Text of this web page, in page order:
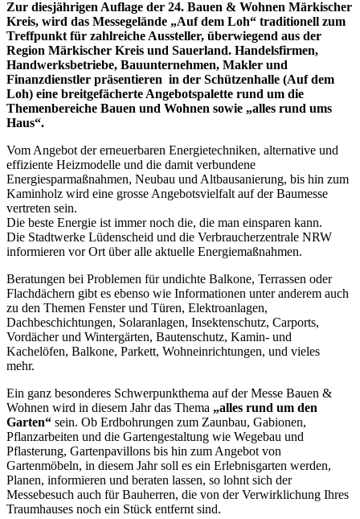
Zur diesjährigen Auflage der 24. Bauen & Wohnen Märkischer
Kreis, wird das Messegelände „Auf dem Loh“ traditionell zum
Treffpunkt für zahlreiche Aussteller, überwiegend aus der
Region Märkischer Kreis und Sauerland. Handelsfirmen,
Handwerksbetriebe, Bauunternehmen, Makler und
Finanzdienstler präsentieren in der Schützenhalle (Auf dem
Loh) eine breitgefächerte Angebotspalette rund um die
Themenbereiche Bauen und Wohnen sowie „alles rund ums
Haus“.
Vom Angebot der erneuerbaren Energietechniken, alternative und
effiziente Heizmodelle und die damit verbundene
Energiesparmaßnahmen, Neubau und Altbausanierung, bis hin zum
Kaminholz wird eine grosse Angebotsvielfalt auf der Baumesse
vertreten sein.
Die beste Energie ist immer noch die, die man einsparen kann.
Die Stadtwerke Lüdenscheid und die Verbraucherzentrale NRW
informieren vor Ort über alle aktuelle Energiemaßnahmen.
Beratungen bei Problemen für undichte Balkone, Terrassen oder
Flachdächern gibt es ebenso wie Informationen unter anderem auch
zu den Themen Fenster und Türen, Elektroanlagen,
Dachbeschichtungen, Solaranlagen, Insektenschutz, Carports,
Vordächer und Wintergärten, Bautenschutz, Kamin- und
Kachelöfen, Balkone, Parkett, Wohneinrichtungen, und vieles
mehr.
Ein ganz besonderes Schwerpunkthema auf der Messe Bauen &
Wohnen wird in diesem Jahr das Thema „alles rund um den
Garten“ sein. Ob Erdbohrungen zum Zaunbau, Gabionen,
Pflanzarbeiten und die Gartengestaltung wie Wegebau und
Pflasterung, Gartenpavillons bis hin zum Angebot von
Gartenmöbeln, in diesem Jahr soll es ein Erlebnisgarten werden,
Planen, informieren und beraten lassen, so lohnt sich der
Messebesuch auch für Bauherren, die von der Verwirklichung Ihres
Traumhauses noch ein Stück entfernt sind.